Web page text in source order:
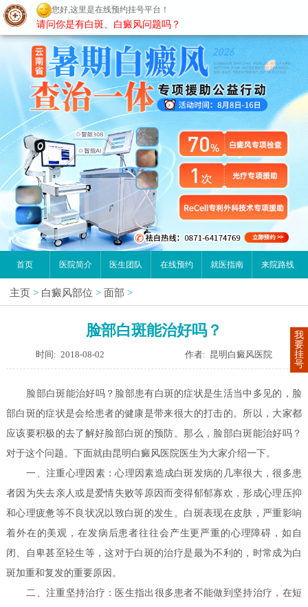
昆明白癜风医院
首页 医院简介 医生团队 在线预约 就医指南 来院路线
主页 > 白癜风部位 > 面部 >
脸部白斑能治好吗？
时间: 2018-08-02 作者: 昆明白癜风医院
脸部白斑能治好吗？脸部患有白斑的症状是生活当中多见的，脸
部白斑的症状是会给患者的健康是带来很大的打击的。所以，大家都
应该要积极的去了解好脸部白斑的预防。那么，脸部白斑能治好吗？
对于这个问题。下面就由昆明白癜风医院医生为大家介绍一下。
一、注重心理因素：心理因素造成白斑发病的几率很大，很多患
者因为失去亲人或是爱情失败等原因而变得郁郁寡欢，形成心理压抑
和心理疲惫等不良状况以致白斑的发生。白斑表现在皮肤，严重影响
着外在的美观，在发病后患者往往会产生更严重的心理障碍，如自
闭、自卑甚至轻生等，这对于白斑的治疗是最为不利的，时常成为白
斑加重和复发的重要原因。
二、注重坚持治疗： 医生指出很多患者不能做到坚持治疗，在短
我
要
挂
号
您好,这里是在线预约挂号平台！
请问你是有白斑、白癜风问题吗？